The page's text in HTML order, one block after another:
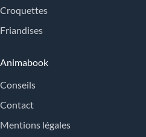
Croquettes
Friandises
Animabook
Conseils
Contact
Mentions légales